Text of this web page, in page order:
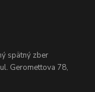
spätný zber
Geromettova 78,